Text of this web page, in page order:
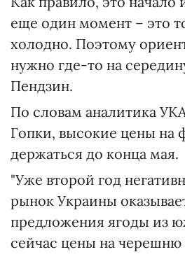
еще один момент – это
холодно. Поэтому
нужно где-то на
Пендзин.
По словам аналитика
Гопки, высокие цены на
держаться до конца мая.
"Уже второй год
рынок Украины
предложения ягоды из
сейчас цены на черешню